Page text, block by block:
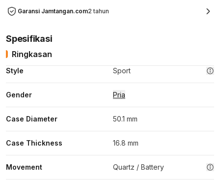
Garansi Jamtangan.com2 tahun
Spesifikasi
Ringkasan
Style Sport
Gender Pria
Case Diameter 50.1 mm
Case Thickness 16.8 mm
Movement Quartz / Battery